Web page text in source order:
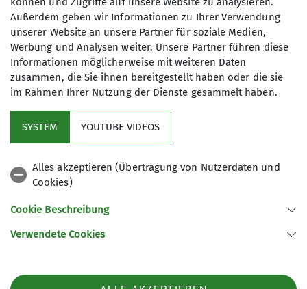
10
77654 Offenburg
Außerdem geben wir Informationen zu Ihrer Verwendung
unserer Website an unsere Partner für soziale Medien,
Werbung und Analysen weiter. Unsere Partner führen diese
Informationen möglicherweise mit weiteren Daten
zusammen, die Sie ihnen bereitgestellt haben oder die sie
im Rahmen Ihrer Nutzung der Dienste gesammelt haben.
SYSTEM YOUTUBE VIDEOS
Alles akzeptieren (Übertragung von Nutzerdaten und
Cookies)
Cookie Beschreibung
Verwendete Cookies